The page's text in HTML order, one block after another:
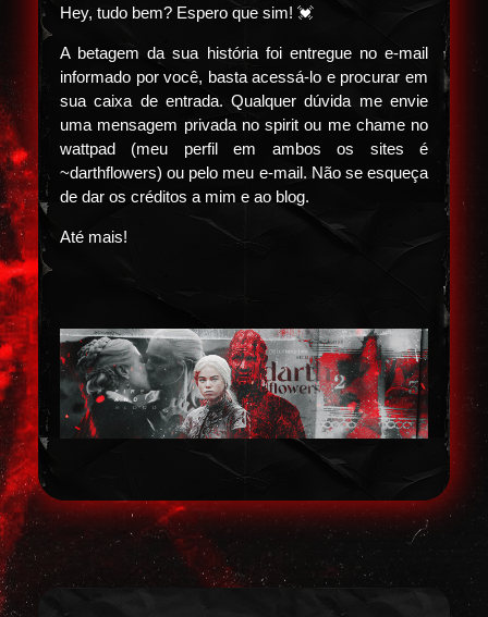
Hey, tudo bem? Espero que sim! 💓
A betagem da sua história foi entregue no e-mail
informado por você, basta acessá-lo e procurar em
sua caixa de entrada. Qualquer dúvida me envie
uma mensagem privada no spirit ou me chame no
wattpad (meu perfil em ambos os sites é
~darthflowers) ou pelo meu e-mail. Não se esqueça
de dar os créditos a mim e ao blog.
Até mais!